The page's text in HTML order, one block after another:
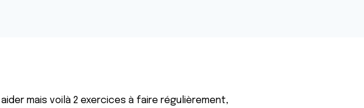
mais voilà 2 exercices à faire régulièrement,